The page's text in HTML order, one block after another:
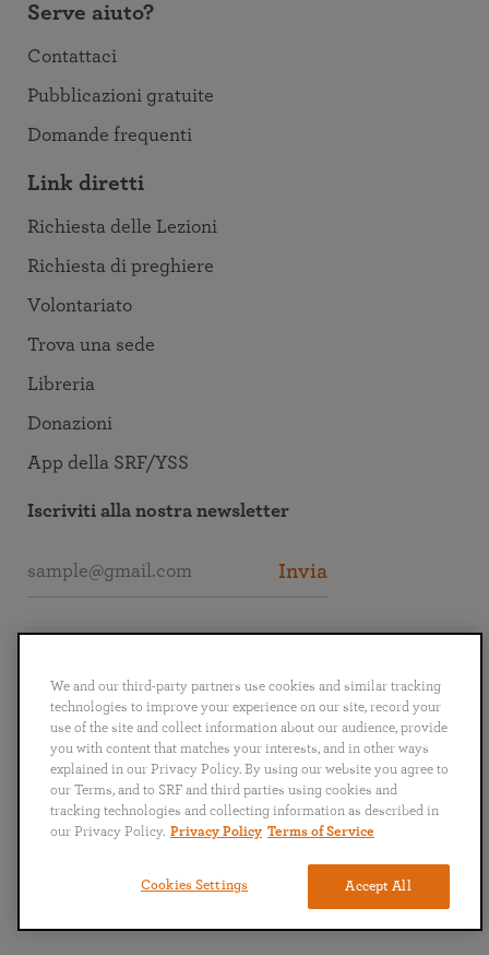
Serve aiuto?
Contattaci
Pubblicazioni gratuite
Domande frequenti
Link diretti
Richiesta delle Lezioni
Richiesta di preghiere
Volontariato
Trova una sede
Libreria
Donazioni
App della SRF/YSS
Iscriviti alla nostra newsletter
Invia
English Deutsch Español Français
Italiano
Português
日本語 ไทย
Copyright © 2024 Self-Realization Fellowship. Tutti i diritti riservati.
We and our third-party partners use cookies and similar tracking
technologies to improve your experience on our site, record your
use of the site and collect information about our audience, provide
you with content that matches your interests, and in other ways
explained in our Privacy Policy. By using our website you agree to
our Terms, and to SRF and third parties using cookies and
tracking technologies and collecting information as described in
our Privacy Policy. Privacy Policy Terms of Service
Accept All
Cookies Settings